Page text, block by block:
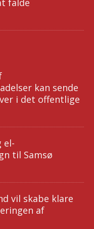
falde
kan sende
i det offentlige
el-
til Samsø
vil skabe klare
af